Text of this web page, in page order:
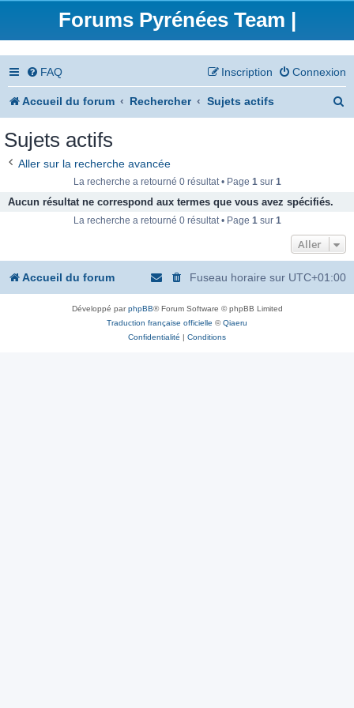
Forums Pyrénées Team |
FAQ Connexion
Inscription
Accueil du forum Rechercher Sujets actifs
e
Sujets actifs
Aller sur la recherche avancée
La recherche a retourné 0 résultat • Page 1sur 1
Aucun résultat ne correspond aux termes que vous avez spécifiés.
La recherche a retourné 0 résultat • Page 1sur 1
Aller
Accueil du forum Fuseau horaire sur UTC+01:00
Développé parphpBB® Forum Software © phpBB Limited
Traduction française officielle ©Qiaeru
Confidentialité | Conditions